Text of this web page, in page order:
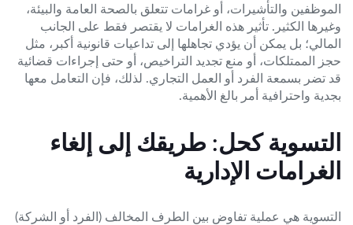
الموظفين والتأشيرات، أو غرامات تتعلق بالصحة العامة والبيئة،
وغيرها الكثير. تأثير هذه الغرامات لا يقتصر فقط على الجانب
المالي؛ بل يمكن أن يؤدي تجاهلها إلى تداعيات قانونية أكبر، مثل
حجز الممتلكات، أو منع تجديد التراخيص، أو حتى إجراءات قضائية
قد تضر بسمعة الفرد أو العمل التجاري. لذلك، فإن التعامل معها
بجدية واحترافية أمر بالغ الأهمية.
التسوية كحل: طريقك إلى إلغاء
الغرامات الإدارية
التسوية هي عملية تفاوض بين الطرف المخالف (الفرد أو الشركة)